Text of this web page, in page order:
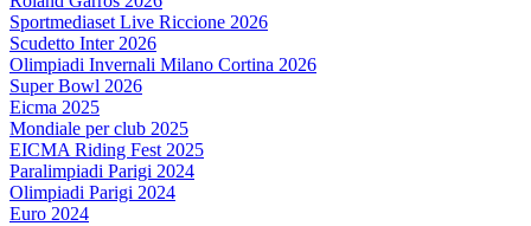
Sportmediaset Live Riccione 2026
Scudetto Inter 2026
Olimpiadi Invernali Milano Cortina 2026
Super Bowl 2026
Eicma 2025
Mondiale per club 2025
EICMA Riding Fest 2025
Paralimpiadi Parigi 2024
Olimpiadi Parigi 2024
Euro 2024